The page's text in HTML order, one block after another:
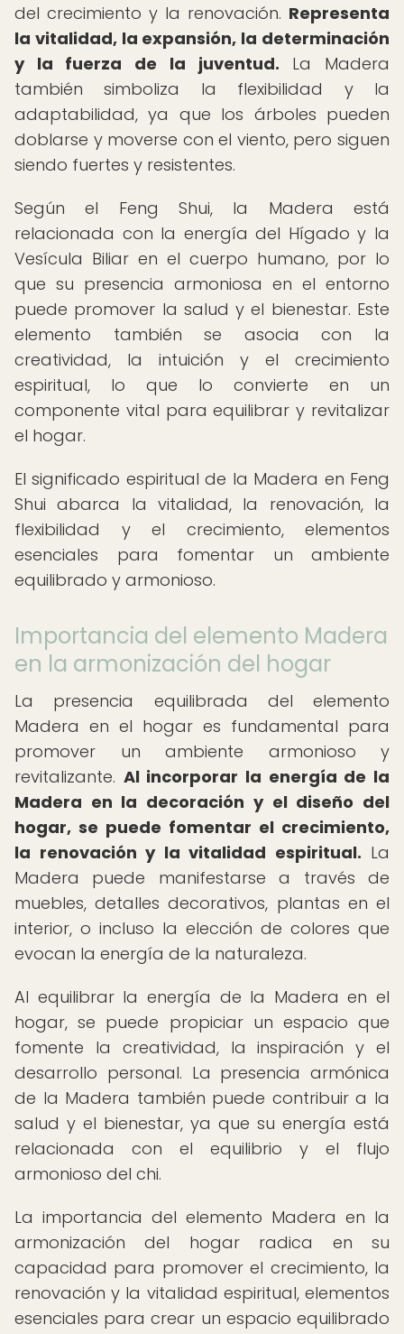
del crecimiento y la renovación. Representa
la vitalidad, la expansión, la determinación
y la fuerza de la juventud. La Madera
también simboliza la flexibilidad y la
adaptabilidad, ya que los árboles pueden
doblarse y moverse con el viento, pero siguen
siendo fuertes y resistentes.
Según el Feng Shui, la Madera está
relacionada con la energía del Hígado y la
Vesícula Biliar en el cuerpo humano, por lo
que su presencia armoniosa en el entorno
puede promover la salud y el bienestar. Este
elemento también se asocia con la
creatividad, la intuición y el crecimiento
espiritual, lo que lo convierte en un
componente vital para equilibrar y revitalizar
el hogar.
El significado espiritual de la Madera en Feng
Shui abarca la vitalidad, la renovación, la
flexibilidad y el crecimiento, elementos
esenciales para fomentar un ambiente
equilibrado y armonioso.
Importancia del elemento Madera
en la armonización del hogar
La presencia equilibrada del elemento
Madera en el hogar es fundamental para
promover un ambiente armonioso y
revitalizante. Al incorporar la energía de la
Madera en la decoración y el diseño del
hogar, se puede fomentar el crecimiento,
la renovación y la vitalidad espiritual. La
Madera puede manifestarse a través de
muebles, detalles decorativos, plantas en el
interior, o incluso la elección de colores que
evocan la energía de la naturaleza.
Al equilibrar la energía de la Madera en el
hogar, se puede propiciar un espacio que
fomente la creatividad, la inspiración y el
desarrollo personal. La presencia armónica
de la Madera también puede contribuir a la
salud y el bienestar, ya que su energía está
relacionada con el equilibrio y el flujo
armonioso del chi.
La importancia del elemento Madera en la
armonización del hogar radica en su
capacidad para promover el crecimiento, la
renovación y la vitalidad espiritual, elementos
esenciales para crear un espacio equilibrado